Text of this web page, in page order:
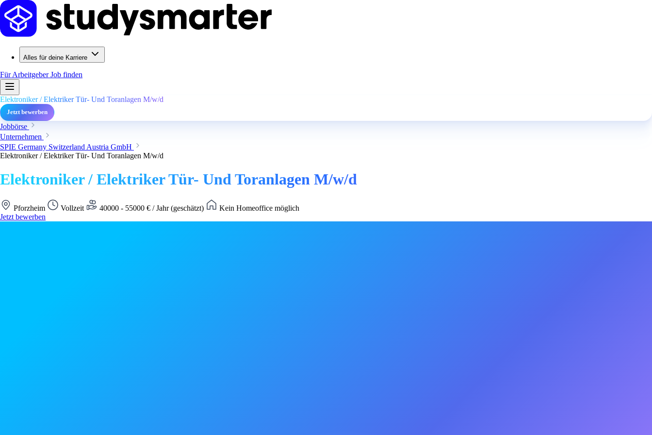
Alles für deine Karriere
Für ArbeitgeberJob finden
Elektroniker / Elektriker Tür- Und Toranlagen M/w/d
Jetzt bewerben
Jobbörse
Unternehmen
SPIE Germany Switzerland Austria GmbH
Elektroniker / Elektriker Tür- Und Toranlagen M/w/d
Elektroniker / Elektriker Tür- Und Toranlagen M/w/d
Pforzheim Vollzeit 40000 - 55000 € / Jahr (geschätzt)
Kein Homeoffice möglich
Jetzt bewerben